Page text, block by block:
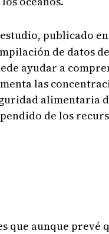
publicado
de datos
ayudar a
las
alimentaria
de los
que aunque prevé